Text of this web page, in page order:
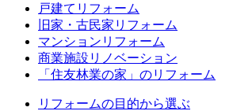
戸建てリフォーム
旧家・古民家リフォーム
マンションリフォーム
商業施設リノベーション
「住友林業の家」のリフォーム
リフォームの目的から選ぶ